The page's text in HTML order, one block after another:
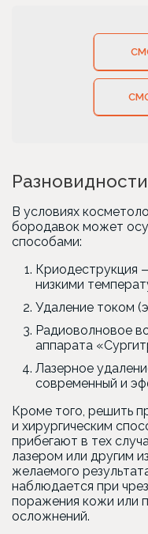
В условиях
бородавок может
способами:
Криодеструкция
низкими
Удаление током
Радиоволновое
аппарата
Лазерное
современный и
Кроме того, решить
и хирургическим
прибегают в тех
лазером или другим
желаемого
наблюдается при
поражения кожи или
осложнений.